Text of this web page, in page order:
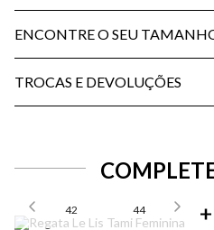
ENCONTRE O SEU
TROCAS E DEVOLUÇÕES
42 44